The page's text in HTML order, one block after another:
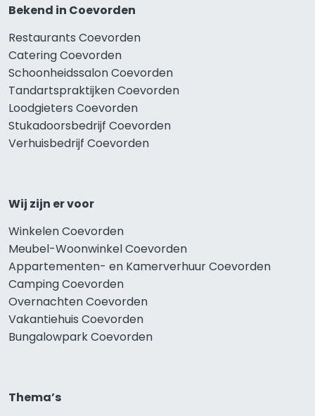
Bekend in Coevorden
Restaurants Coevorden
Catering Coevorden
Schoonheidssalon Coevorden
Tandartspraktijken Coevorden
Loodgieters Coevorden
Stukadoorsbedrijf Coevorden
Verhuisbedrijf Coevorden
Wij zijn er voor
Winkelen Coevorden
Meubel-Woonwinkel Coevorden
Appartementen- en Kamerverhuur Coevorden
Camping Coevorden
Overnachten Coevorden
Vakantiehuis Coevorden
Bungalowpark Coevorden
Thema’s